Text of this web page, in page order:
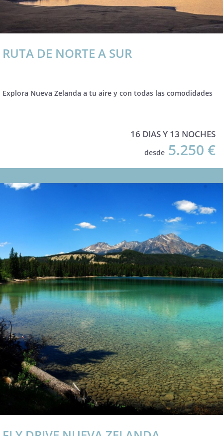
RUTA DE NORTE A SUR
Explora Nueva Zelanda a tu aire y con todas las comodidades
16 DIAS Y 13 NOCHES
desde 5.250 €